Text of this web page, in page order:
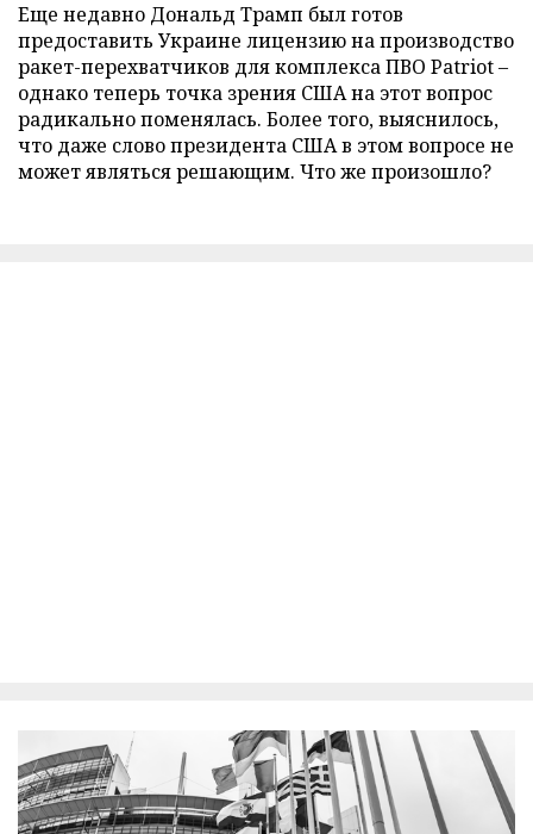
Еще недавно Дональд Трамп был готов
предоставить Украине лицензию на производство
ракет-перехватчиков для комплекса ПВО Patriot –
однако теперь точка зрения США на этот вопрос
радикально поменялась. Более того, выяснилось,
что даже слово президента США в этом вопросе не
может являться решающим. Что же произошло?